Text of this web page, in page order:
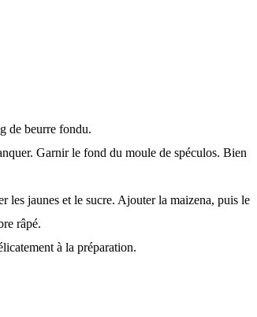
de beurre fondu.
Garnir le fond du moule de spéculos. Bien
les jaunes et le sucre. Ajouter la maizena, puis le
râpé.
à la préparation.